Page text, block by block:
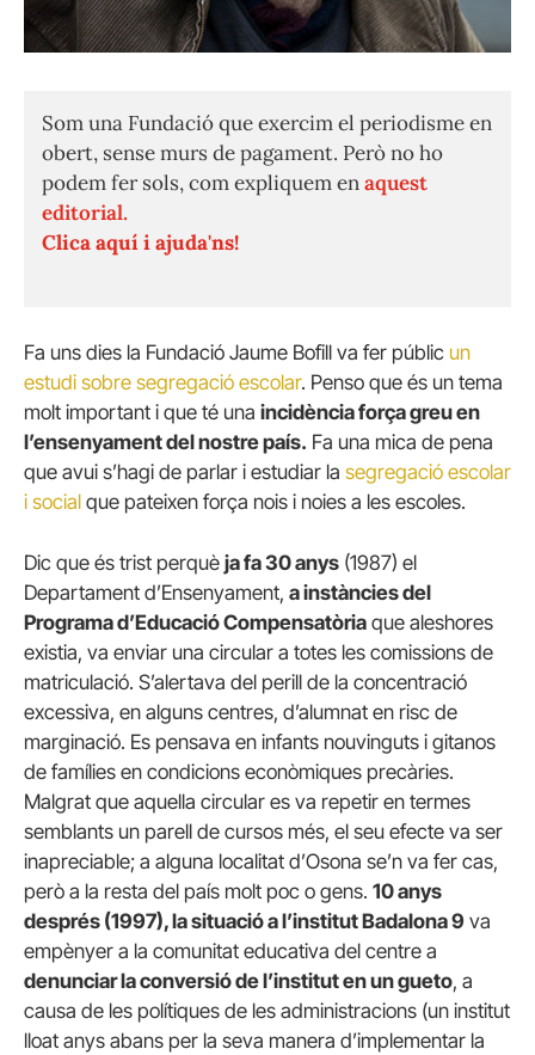
Som una Fundació que exercim el periodisme en
obert, sense murs de pagament. Però no ho
podem fer sols, com expliquem enaquest
editorial.
Clica aquí i ajuda'ns!
Fa uns dies la Fundació Jaume Bofill va fer públic un
estudi sobre segregació escolar. Penso que és un tema
molt important i que té una incidència força greu en
l’ensenyament del nostre país. Fa una mica de pena
que avui s’hagi de parlar i estudiar la segregació escolar
i social que pateixen força nois i noies a les escoles.
Dic que és trist perquè ja fa 30 anys (1987) el
Departament d’Ensenyament, a instàncies del
Programa d’Educació Compensatòria que aleshores
existia, va enviar una circular a totes les comissions de
matriculació. S’alertava del perill de la concentració
excessiva, en alguns centres, d’alumnat en risc de
marginació. Es pensava en infants nouvinguts i gitanos
de famílies en condicions econòmiques precàries.
Malgrat que aquella circular es va repetir en termes
semblants un parell de cursos més, el seu efecte va ser
inapreciable; a alguna localitat d’Osona se’n va fer cas,
però a la resta del país molt poc o gens. 10 anys
després (1997), la situació a l’institut Badalona 9 va
empènyer a la comunitat educativa del centre a
denunciar la conversió de l’institut en un gueto, a
causa de les polítiques de les administracions (un institut
lloat anys abans per la seva manera d’implementar la